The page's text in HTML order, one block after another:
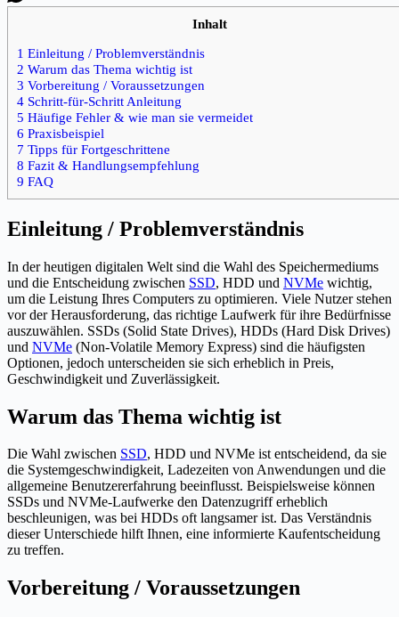
Inhalt
1 Einleitung / Problemverständnis
2 Warum das Thema wichtig ist
3 Vorbereitung / Voraussetzungen
4 Schritt-für-Schritt Anleitung
5 Häufige Fehler & wie man sie vermeidet
6 Praxisbeispiel
7 Tipps für Fortgeschrittene
8 Fazit & Handlungsempfehlung
9 FAQ
Einleitung / Problemverständnis
In der heutigen digitalen Welt sind die Wahl des Speichermediums
und die Entscheidung zwischen SSD, HDD und NVMe wichtig,
um die Leistung Ihres Computers zu optimieren. Viele Nutzer stehen
vor der Herausforderung, das richtige Laufwerk für ihre Bedürfnisse
auszuwählen. SSDs (Solid State Drives), HDDs (Hard Disk Drives)
und NVMe (Non-Volatile Memory Express) sind die häufigsten
Optionen, jedoch unterscheiden sie sich erheblich in Preis,
Geschwindigkeit und Zuverlässigkeit.
Warum das Thema wichtig ist
Die Wahl zwischen SSD, HDD und NVMe ist entscheidend, da sie
die Systemgeschwindigkeit, Ladezeiten von Anwendungen und die
allgemeine Benutzererfahrung beeinflusst. Beispielsweise können
SSDs und NVMe-Laufwerke den Datenzugriff erheblich
beschleunigen, was bei HDDs oft langsamer ist. Das Verständnis
dieser Unterschiede hilft Ihnen, eine informierte Kaufentscheidung
zu treffen.
Vorbereitung / Voraussetzungen